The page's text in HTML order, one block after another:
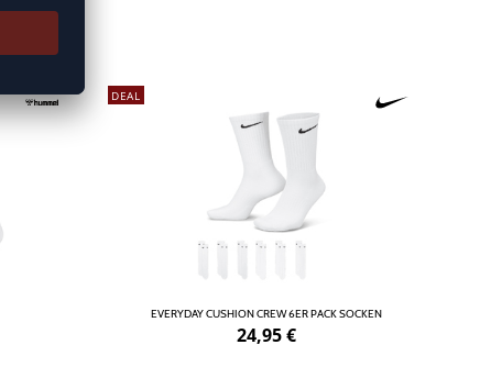
DEAL
EVERYDAY CUSHION CREW 6ER PACK SOCKEN
24,95€